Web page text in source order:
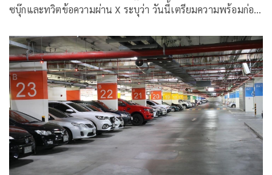
ซบุ๊กและทวิตข้อความผ่าน X ระบุว่า วันนี้เตรียมความพร้อมก่อน